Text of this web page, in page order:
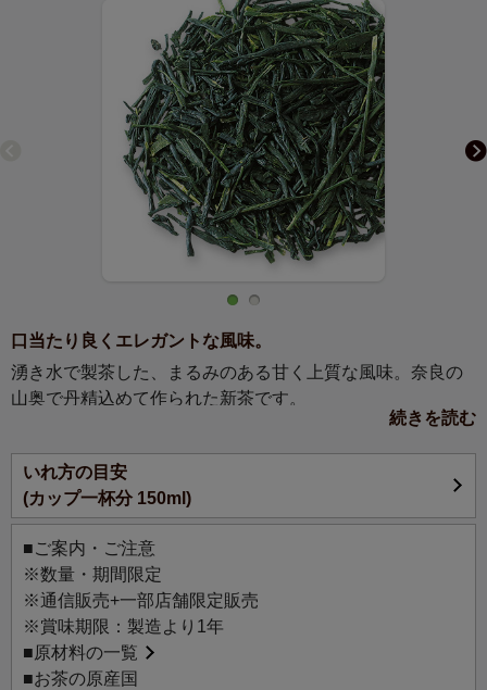
口当たり良くエレガントな風味。
湧き水で製茶した、まるみのある甘く上質な風味。奈良の
山奥で丹精込めて作られた新茶です。
まろやかで非常にスムーズな口当たりと深い甘みを持っ
た、エレガントな風味の一番茶。
農林水産大臣賞を何度も受賞している、奈良県でもトップ
クラスの実力を誇る生産者、井ノ倉光博さんにルピシアの
ために作っていただいた新茶です。
このお茶は、井ノ倉さんの畑の中でも、最も標高の高い山
間部に広がる特別なエリアで作られました。
まろやかな甘みに、月ヶ瀬特有の山の香気が爽やかさを添
える上質な味わいです。
続きを読む
いれ方の目安
(カップ一杯分 150ml)
■ご案内・ご注意
※数量・期間限定
※通信販売+一部店舗限定販売
※賞味期限：製造より1年
■原材料の一覧
■お茶の原産国